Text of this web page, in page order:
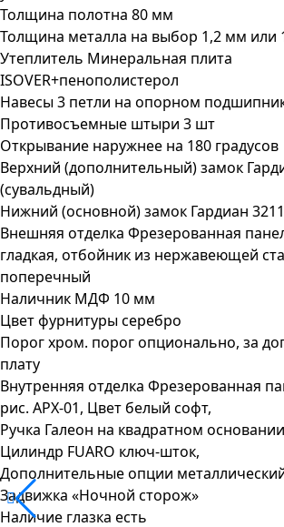
Толщина полотна 80 мм
Толщина металла на выбор 1,2 мм или
Утеплитель Минеральная плита
ISOVER+пенополистерол
Навесы3 петли на опорном
Противосъемные штыри 3 шт
Открывание наружнее на 180 градусов
Верхний (дополнительный) замок
(сувальдный)
Нижний (основной) замок Гардиан
Внешняя отделка Фрезерованная
гладкая, отбойник из нержавеющей
поперечный
Наличник МДФ 10 мм
Цвет фурнитурысеребро
Порогхром. порог опционально, за
плату
Внутренняя отделка Фрезерованная
рис. АРХ-01, Цвет белый софт,
Ручка Галеон на квадратном основании
Цилиндр FUARO ключ-шток,
Дополнительные опции
Задвижка «Ночной сторож»
Наличие глазка есть